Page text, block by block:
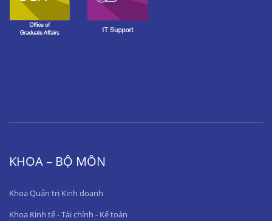
KHOA – BỘ MÔN
Khoa Quản trị Kinh doanh
Khoa Kinh tế - Tài chính - Kế toán